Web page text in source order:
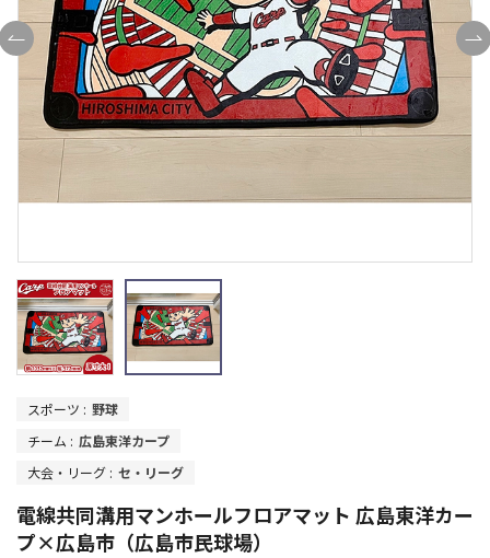
スポーツ : 野球
チーム : 広島東洋カープ
大会・リーグ : セ・リーグ
電線共同溝用マンホールフロアマット 広島東洋カー
プ×広島市（広島市民球場）